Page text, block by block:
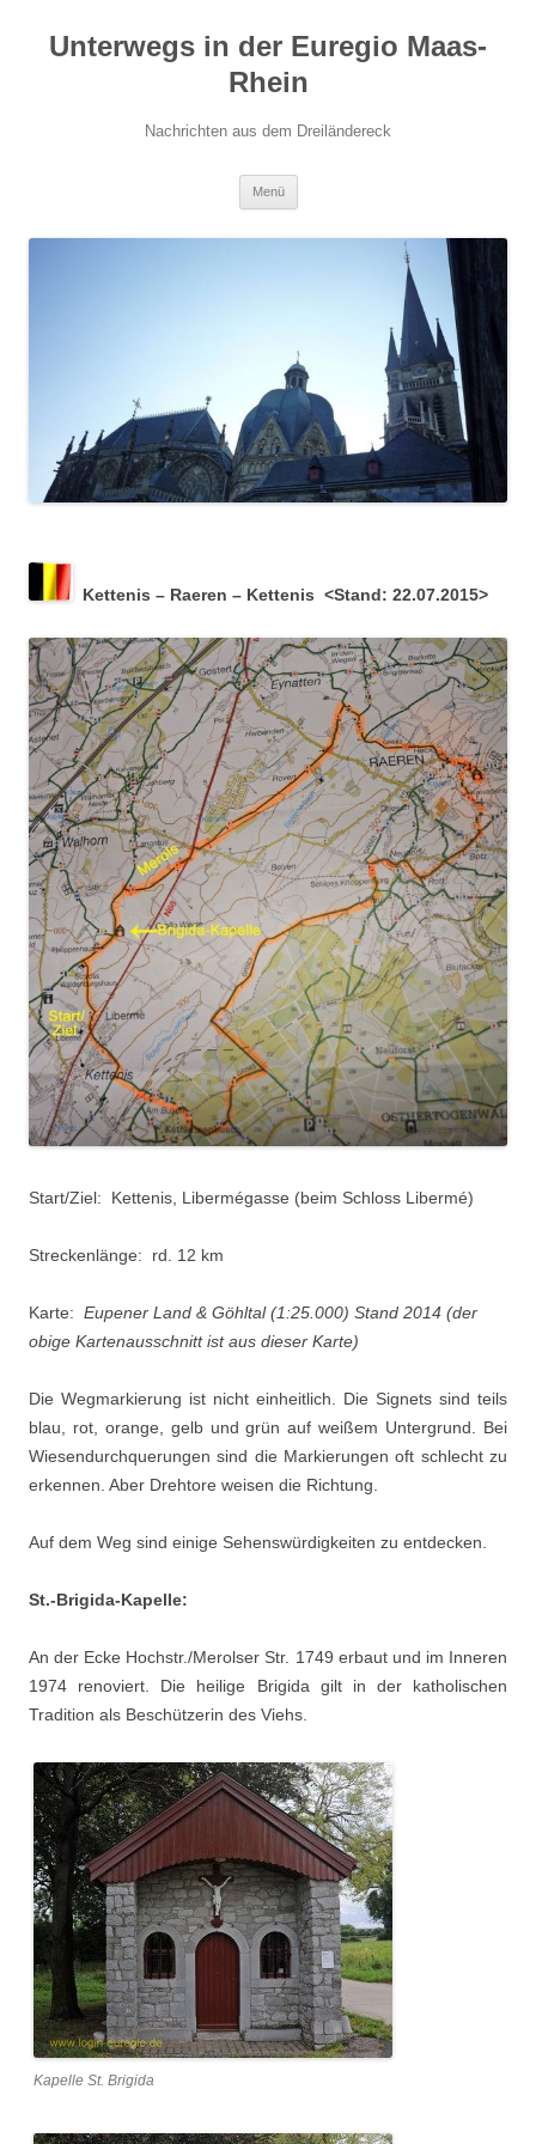
springen
Unterwegs in der Euregio Maas-
Rhein
Nachrichten aus dem Dreiländereck
Menü
Kettenis – Raeren – Kettenis <Stand: 22.07.2015>
Start/Ziel: Kettenis, Libermégasse (beim Schloss Libermé)
Streckenlänge: rd. 12 km
Karte: Eupener Land & Göhltal (1:25.000) Stand 2014 (der
obige Kartenausschnitt ist aus dieser Karte)
Die Wegmarkierung ist nicht einheitlich. Die Signets sind teils
blau, rot, orange, gelb und grün auf weißem Untergrund. Bei
Wiesendurchquerungen sind die Markierungen oft schlecht zu
erkennen. Aber Drehtore weisen die Richtung.
Auf dem Weg sind einige Sehenswürdigkeiten zu entdecken.
St.-Brigida-Kapelle:
An der Ecke Hochstr./Merolser Str. 1749 erbaut und im Inneren
1974 renoviert. Die heilige Brigida gilt in der katholischen
Tradition als Beschützerin des Viehs.
Kapelle St. Brigida